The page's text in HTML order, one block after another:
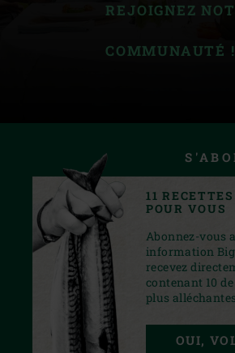
REJOIGNEZ
COMMUNAUTÉ !
11
POUR VOUS
Abonnez-vous
information Big
recevez
contenant 10
plus
OUI,